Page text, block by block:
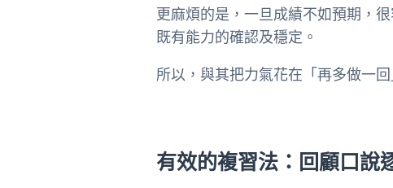
更麻煩的是，一旦成績不如預期，
既有能力的確認及穩定。
所以，與其把力氣花在「再多做一
有效的複習法：回顧口說